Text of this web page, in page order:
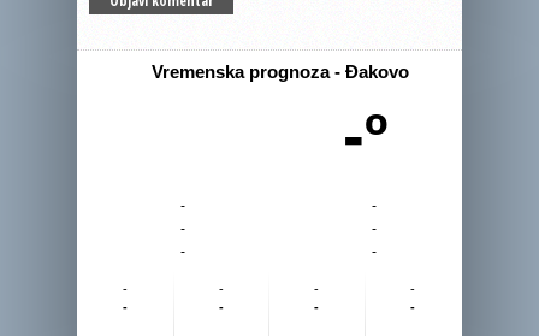
Vremenska prognoza - Đakovo
-º
-
-
-
-
-
-
-
-
-
-
-
-
-
-